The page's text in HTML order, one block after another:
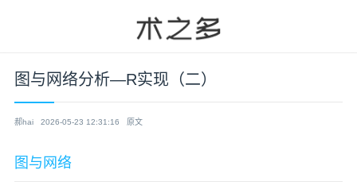
图与网络分析—R实现（二）
郝hai 2026-05-23 12:31:16 原文
图与网络